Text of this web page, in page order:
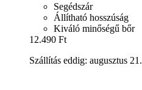
Segédszár
Állítható hosszúság
Kiváló minőségű bőr
12.490 Ft
Szállítás eddig: augusztus 21.